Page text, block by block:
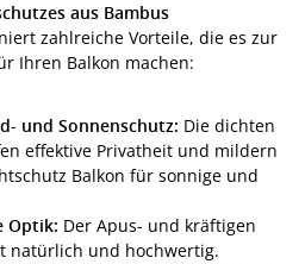
aus Bambus
zahlreiche Vorteile, die es zur
Ihren Balkon machen:
und Sonnenschutz: Die dichten
effektive Privatheit und mildern
Balkon für sonnige und
Optik: Der Apus- und kräftigen
natürlich und hochwertig.